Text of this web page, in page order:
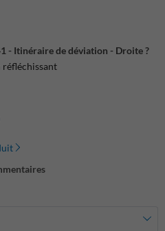
- Itinéraire de déviation - Droite ?
réfléchissant